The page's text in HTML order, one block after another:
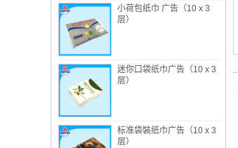
小荷包纸巾 广告（10 x 3
层）
迷你口袋纸巾广告（10 x 3
层）
标准袋裝纸巾广告（10 x 3
层）